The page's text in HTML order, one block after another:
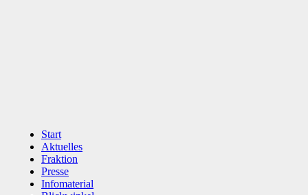
Start
Aktuelles
Fraktion
Presse
Infomaterial